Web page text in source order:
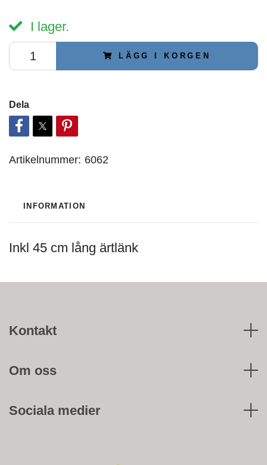
I lager.
LÄGG I KORGEN
Dela
Artikelnummer: 6062
INFORMATION
Inkl 45 cm lång ärtlänk
Kontakt
Om oss
Sociala medier